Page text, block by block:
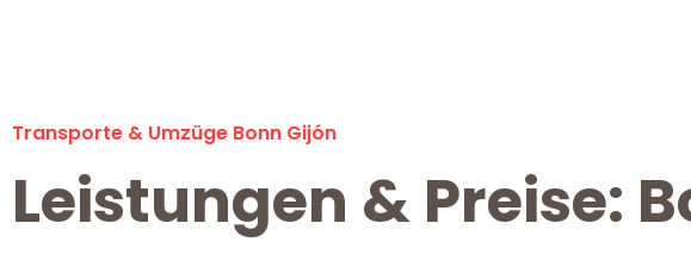
Transporte & Umzüge Bonn Gijón
Leistungen & Preise: